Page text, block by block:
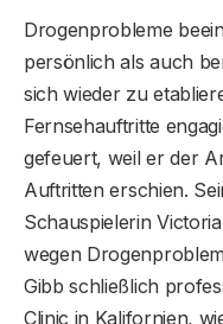
Drogenprobleme
persönlich als auch
sich wieder zu
Fernsehauftritte
gefeuert, weil er der
Auftritten erschien.
Schauspielerin
wegen
Gibb schließlich
Clinic in Kalifornien,